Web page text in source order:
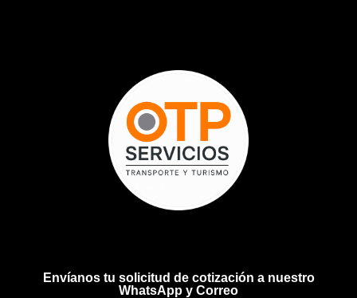
Envíanos tu solicitud de cotización a nuestro
WhatsApp y Correo